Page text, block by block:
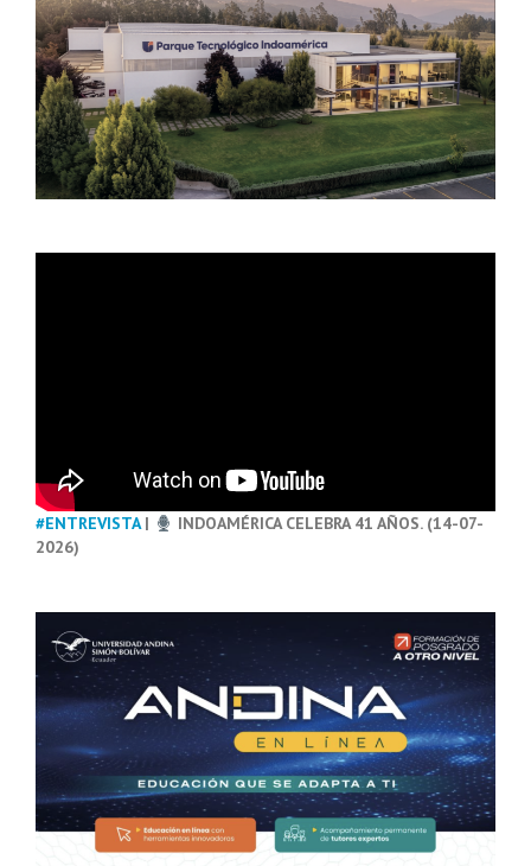
#ENTREVISTA|
INDOAMÉRICA CELEBRA 41 AÑOS. (14-07-
2026)